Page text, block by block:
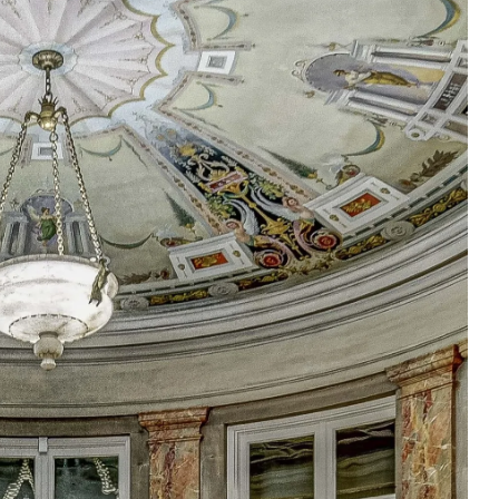
yo
de
Al
corte
un
pacientes conmigo. Siento que sin
ustedes no habría logrado nada.
Espero no necesitar un abogado
nuevamente, pero si lo hago,
definitivamente querré que ambos
trabajen para mí. Nuevamente,
gracias por su arduo trabajo, tiempo
y paciencia.
Veola